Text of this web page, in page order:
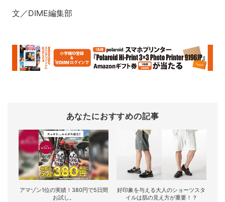
文／DIME編集部
あなたにおすすめの記事
アマゾン1位の実績！380円で5日間
お試し。
好印象を与える大人のショーツスタ
イルは肌の見え方が重要！？